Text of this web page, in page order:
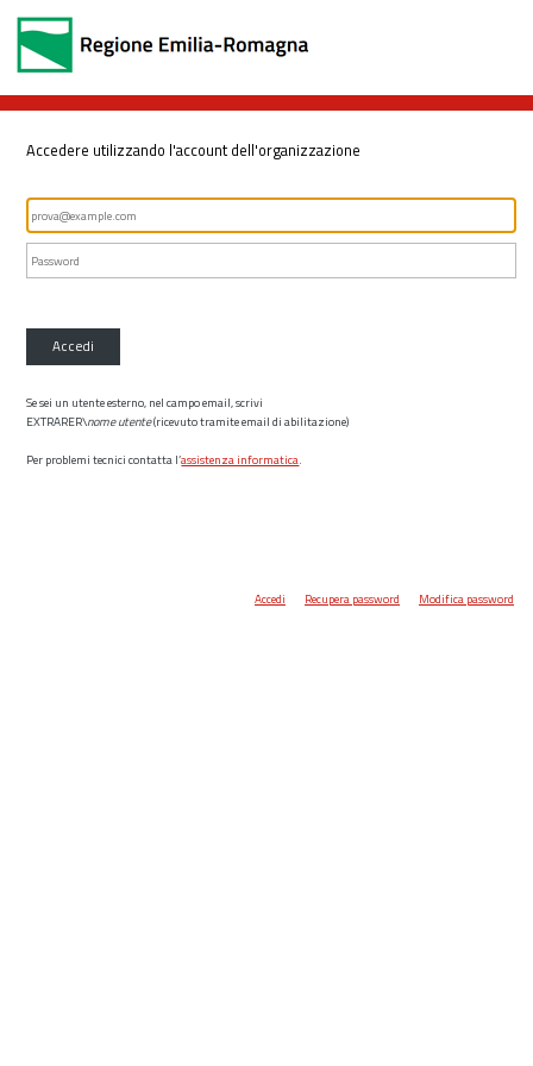
Accedere utilizzando l'account dell'organizzazione
Accedi
Se sei un utente esterno, nel campo email, scrivi
EXTRARER\nome utente(ricevuto tramite email di abilitazione)
Per problemi tecnici contatta l’assistenza informatica.
Accedi Recupera password Modifica password